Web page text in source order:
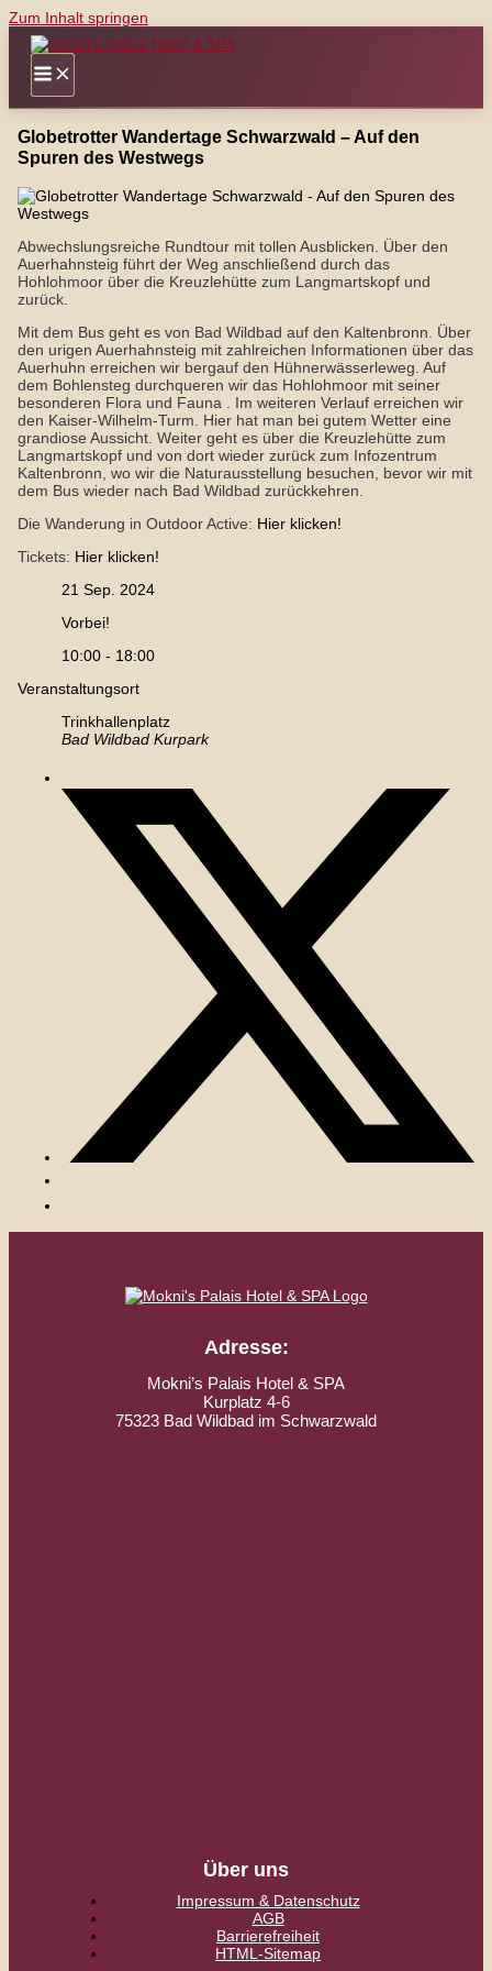
Zum Inhalt springen
Globetrotter Wandertage Schwarzwald – Auf den
Spuren des Westwegs
Abwechslungsreiche Rundtour mit tollen Ausblicken. Über den
Auerhahnsteig führt der Weg anschließend durch das
Hohlohmoor über die Kreuzlehütte zum Langmartskopf und
zurück.
Mit dem Bus geht es von Bad Wildbad auf den Kaltenbronn. Über
den urigen Auerhahnsteig mit zahlreichen Informationen über das
Auerhuhn erreichen wir bergauf den Hühnerwässerleweg. Auf
dem Bohlensteg durchqueren wir das Hohlohmoor mit seiner
besonderen Flora und Fauna . Im weiteren Verlauf erreichen wir
den Kaiser-Wilhelm-Turm. Hier hat man bei gutem Wetter eine
grandiose Aussicht. Weiter geht es über die Kreuzlehütte zum
Langmartskopf und von dort wieder zurück zum Infozentrum
Kaltenbronn, wo wir die Naturausstellung besuchen, bevor wir mit
dem Bus wieder nach Bad Wildbad zurückkehren.
Die Wanderung in Outdoor Active: Hier klicken!
Tickets: Hier klicken!
21 Sep. 2024
Vorbei!
10:00 - 18:00
Veranstaltungsort
Trinkhallenplatz
Bad Wildbad Kurpark
Adresse:
Mokni’s Palais Hotel & SPA
Kurplatz 4-6
75323 Bad Wildbad im Schwarzwald
Über uns
Impressum & Datenschutz
AGB
Barrierefreiheit
HTML-Sitemap